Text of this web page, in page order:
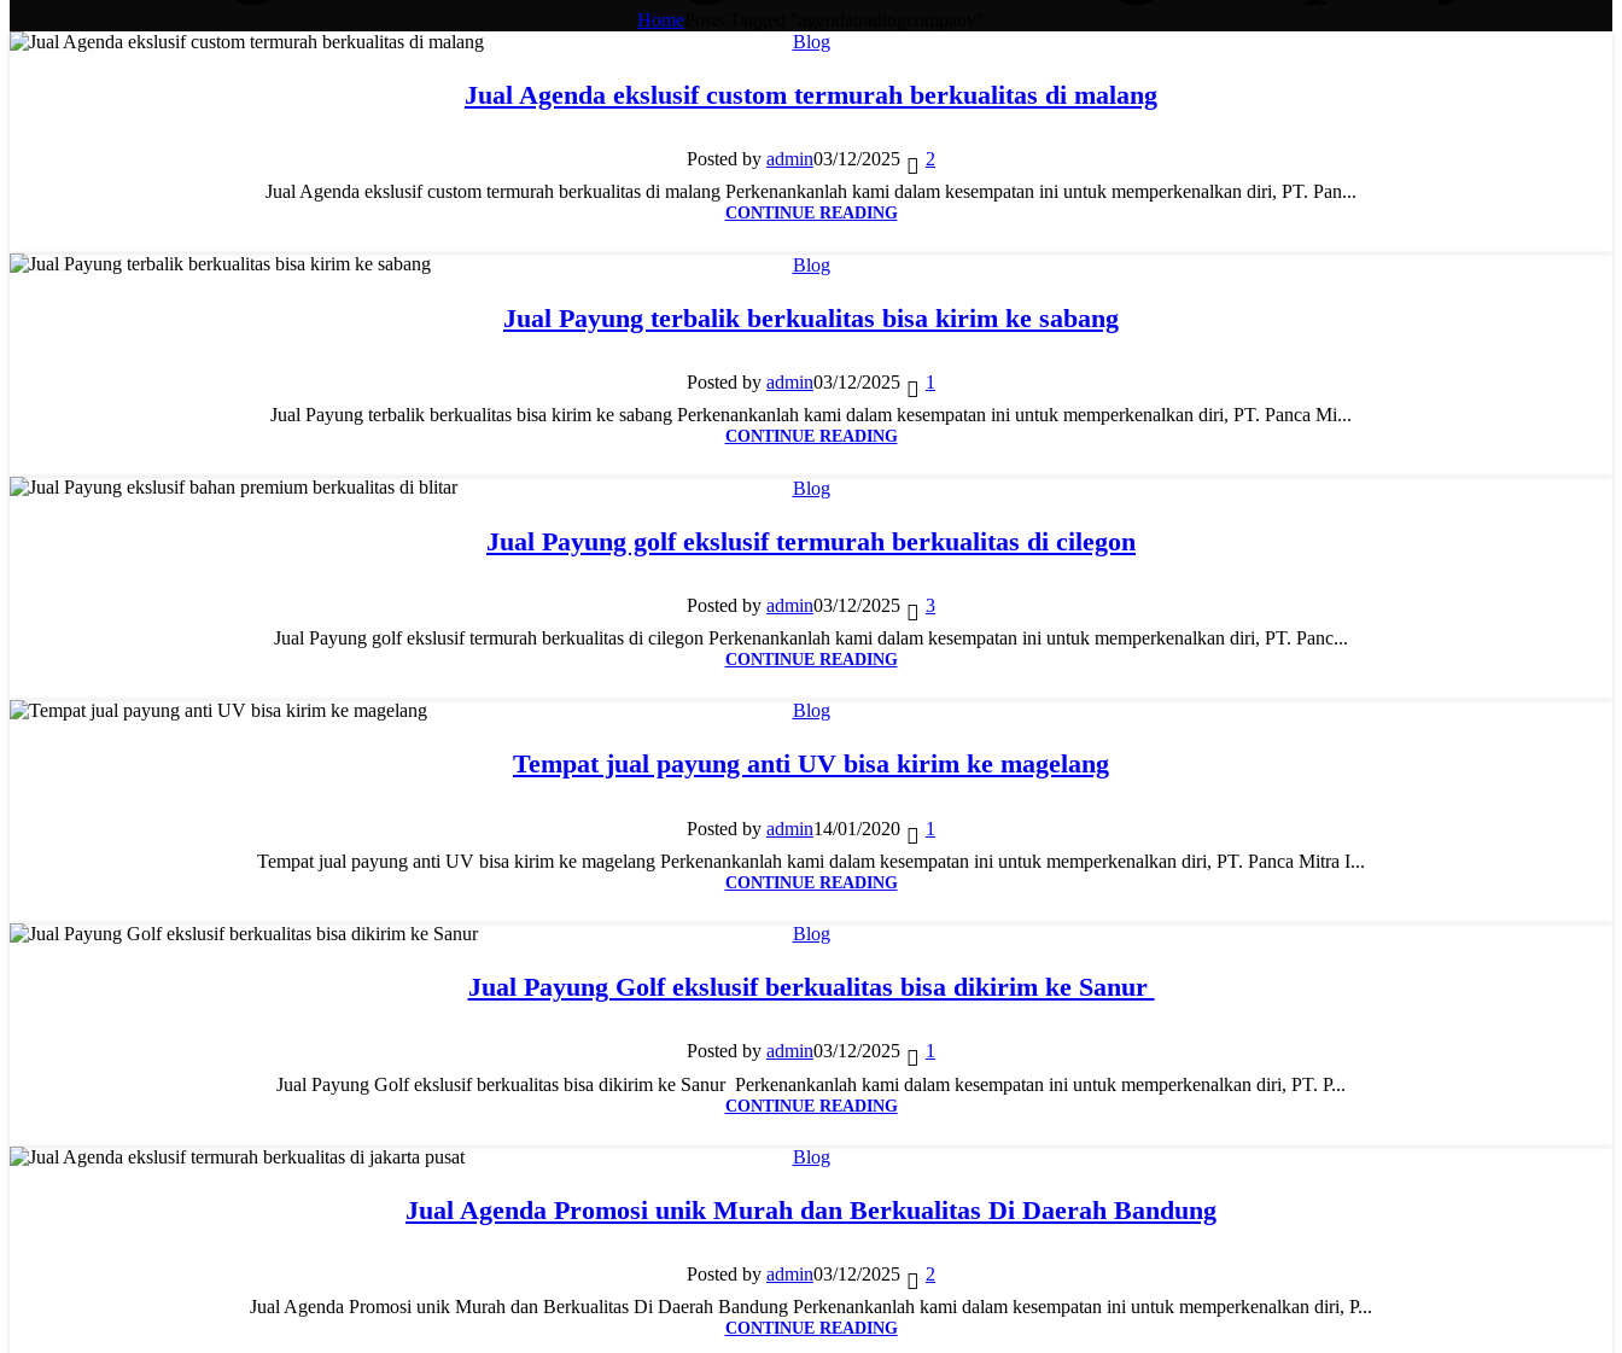
Home
Blog
Jual Agenda ekslusif custom termurah berkualitas di malang
Posted by admin03/12/2025
2
Jual Agenda ekslusif custom termurah berkualitas di malang Perkenankanlah kami dalam kesempatan ini untuk memperkenalkan diri, PT. Pan...
CONTINUE READING
Blog
Jual Payung terbalik berkualitas bisa kirim ke sabang
Posted by admin03/12/2025
1
Jual Payung terbalik berkualitas bisa kirim ke sabang Perkenankanlah kami dalam kesempatan ini untuk memperkenalkan diri, PT. Panca Mi...
CONTINUE READING
Blog
Jual Payung golf ekslusif termurah berkualitas di cilegon
Posted by admin03/12/2025
3
Jual Payung golf ekslusif termurah berkualitas di cilegon Perkenankanlah kami dalam kesempatan ini untuk memperkenalkan diri, PT. Panc...
CONTINUE READING
Blog
Tempat jual payung anti UV bisa kirim ke magelang
Posted by admin14/01/2020
1
Tempat jual payung anti UV bisa kirim ke magelang Perkenankanlah kami dalam kesempatan ini untuk memperkenalkan diri, PT. Panca Mitra I...
CONTINUE READING
Blog
Jual Payung Golf ekslusif berkualitas bisa dikirim ke Sanur
Posted by admin03/12/2025
1
Jual Payung Golf ekslusif berkualitas bisa dikirim ke Sanur Perkenankanlah kami dalam kesempatan ini untuk memperkenalkan diri, PT. P...
CONTINUE READING
Blog
Jual Agenda Promosi unik Murah dan Berkualitas Di Daerah Bandung
Posted by admin03/12/2025
2
Jual Agenda Promosi unik Murah dan Berkualitas Di Daerah Bandung Perkenankanlah kami dalam kesempatan ini untuk memperkenalkan diri, P...
CONTINUE READING